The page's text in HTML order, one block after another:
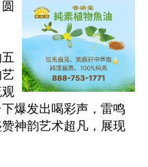
爆发出喝彩声，雷鸣
神韵艺术超凡，展现